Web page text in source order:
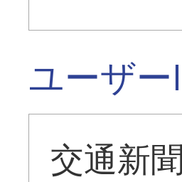
ユーザ
交通新